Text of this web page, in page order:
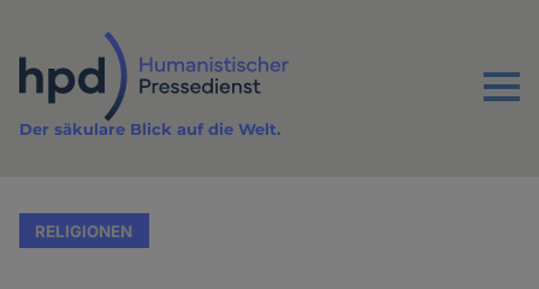
Inhalt
Menu
Der säkulare Blick auf die Welt.
RELIGIONEN